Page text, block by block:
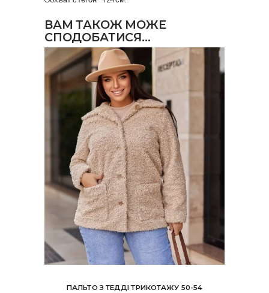
ВАМ ТАКОЖ МОЖЕ
СПОДОБАТИСЯ…
ПАЛЬТО З ТЕДДІ ТРИКОТАЖУ 50-54